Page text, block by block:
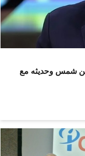
شمس وحديثه مع